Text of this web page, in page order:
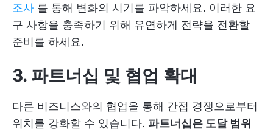
조사 를 통해 변화의 시기를 파악하세요. 이러한 요
구 사항을 충족하기 위해 유연하게 전략을 전환할
준비를 하세요.
3. 파트너십 및 협업 확대
다른 비즈니스와의 협업을 통해 간접 경쟁으로부터
위치를 강화할 수 있습니다. 파트너십은 도달 범위